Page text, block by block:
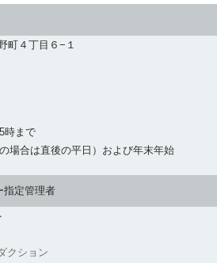
町４丁目６−１
時まで
場合は直後の平日）および年末年始
指定管理者
クション